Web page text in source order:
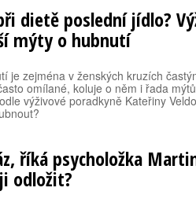
dietě poslední jídlo?
mýty o hubnutí
je zejména v ženských kruzích
omílané, koluje o něm i řada
výživové poradkyně Kateřiny
říká psycholožka
odložit?